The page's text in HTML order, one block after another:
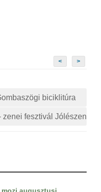
< >
biciklitúra
zenei fesztivál Jólészen